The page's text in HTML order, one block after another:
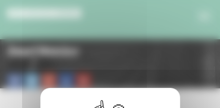
Panneau de gestion des cookies
Smart Watches